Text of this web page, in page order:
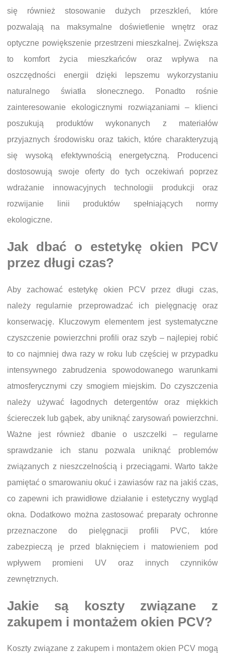
się również stosowanie dużych przeszkleń, które
pozwalają na maksymalne doświetlenie wnętrz oraz
optyczne powiększenie przestrzeni mieszkalnej. Zwiększa
to komfort życia mieszkańców oraz wpływa na
oszczędności energii dzięki lepszemu wykorzystaniu
naturalnego światła słonecznego. Ponadto rośnie
zainteresowanie ekologicznymi rozwiązaniami – klienci
poszukują produktów wykonanych z materiałów
przyjaznych środowisku oraz takich, które charakteryzują
się wysoką efektywnością energetyczną. Producenci
dostosowują swoje oferty do tych oczekiwań poprzez
wdrażanie innowacyjnych technologii produkcji oraz
rozwijanie linii produktów spełniających normy
ekologiczne.
Jak dbać o estetykę okien PCV
przez długi czas?
Aby zachować estetykę okien PCV przez długi czas,
należy regularnie przeprowadzać ich pielęgnację oraz
konserwację. Kluczowym elementem jest systematyczne
czyszczenie powierzchni profili oraz szyb – najlepiej robić
to co najmniej dwa razy w roku lub częściej w przypadku
intensywnego zabrudzenia spowodowanego warunkami
atmosferycznymi czy smogiem miejskim. Do czyszczenia
należy używać łagodnych detergentów oraz miękkich
ściereczek lub gąbek, aby uniknąć zarysowań powierzchni.
Ważne jest również dbanie o uszczelki – regularne
sprawdzanie ich stanu pozwala uniknąć problemów
związanych z nieszczelnością i przeciągami. Warto także
pamiętać o smarowaniu okuć i zawiasów raz na jakiś czas,
co zapewni ich prawidłowe działanie i estetyczny wygląd
okna. Dodatkowo można zastosować preparaty ochronne
przeznaczone do pielęgnacji profili PVC, które
zabezpieczą je przed blaknięciem i matowieniem pod
wpływem promieni UV oraz innych czynników
zewnętrznych.
Jakie są koszty związane z
zakupem i montażem okien PCV?
Koszty związane z zakupem i montażem okien PCV mogą